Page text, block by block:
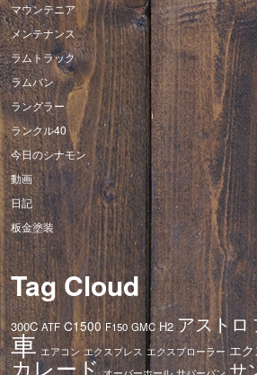
マウンテニア
メンテナンス
ラムトラック
ラムバン
ラングラー
ランクル40
今日のシナモン
動画
日記
板金塗装
Tag Cloud
300C ATF C1500 F150 GMC H2 アストロ
車 エアコン エクスプレス エクスプローラー エ
カレード
サ